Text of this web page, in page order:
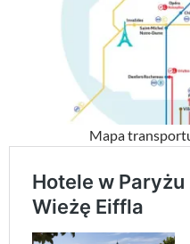
Mapa transportu na